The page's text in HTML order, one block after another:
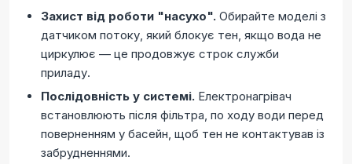
Захист від роботи "насухо". Обирайте моделі з
датчиком потоку, який блокує тен, якщо вода не
циркулює — це продовжує строк служби
приладу.
Послідовність у системі. Електронагрівач
встановлюють після фільтра, по ходу води перед
поверненням у басейн, щоб тен не контактував із
забрудненнями.